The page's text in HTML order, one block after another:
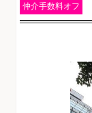
仲介手数料オフ